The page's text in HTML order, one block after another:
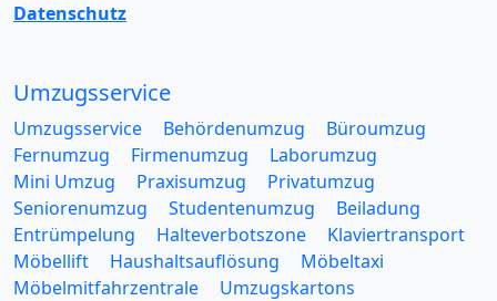
Datenschutz
Umzugsservice
Umzugsservice Behördenumzug
Büroumzug
Fernumzug
Firmenumzug
Laborumzug
Mini Umzug
Praxisumzug
Privatumzug
Seniorenumzug
Studentenumzug
Beiladung
Entrümpelung
Halteverbotszone
Klaviertransport
Möbellift
Haushaltsauflösung
Möbeltaxi
Möbelmitfahrzentrale
Umzugskartons